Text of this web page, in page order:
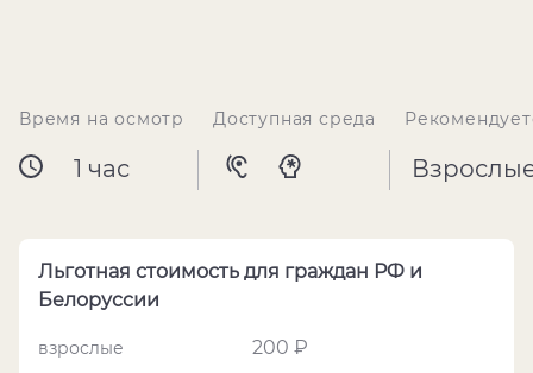
Время на осмотр
1 час
Доступная среда
Льготная стоимость для граждан РФ и
Белоруссии
взрослые 200 ₽